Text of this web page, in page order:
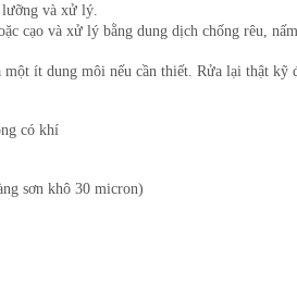
và xử lý.
cạo và xử lý bằng dung dịch chống rêu,
một ít dung môi nếu cần thiết. Rửa lại thật kỹ
có khí
sơn khô 30 micron)